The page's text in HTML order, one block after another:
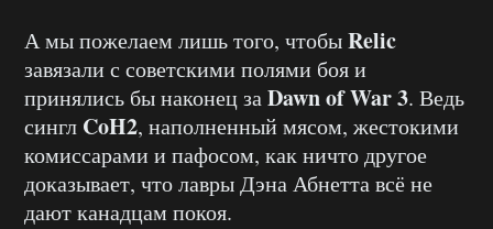
А мы пожелаем лишь того, чтобыRelic
завязали с советскими полями боя и
принялись бы наконец заDawn of War 3. Ведь
сингл CoH2, наполненный мясом, жестокими
комиссарами и пафосом, как ничто другое
доказывает, что лавры Дэна Абнетта всё не
дают канадцам покоя.